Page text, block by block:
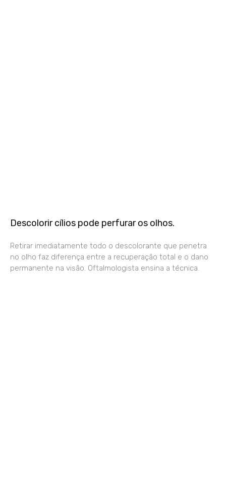
Descolorir cílios pode perfurar os olhos.
Retirar imediatamente todo o descolorante que penetra
no olho faz diferença entre a recuperação total e o dano
permanente na visão. Oftalmologista ensina a técnica.